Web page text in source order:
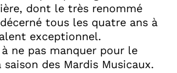
dont le très renommé
tous les quatre ans à
exceptionnel.
ne pas manquer pour le
des Mardis Musicaux.